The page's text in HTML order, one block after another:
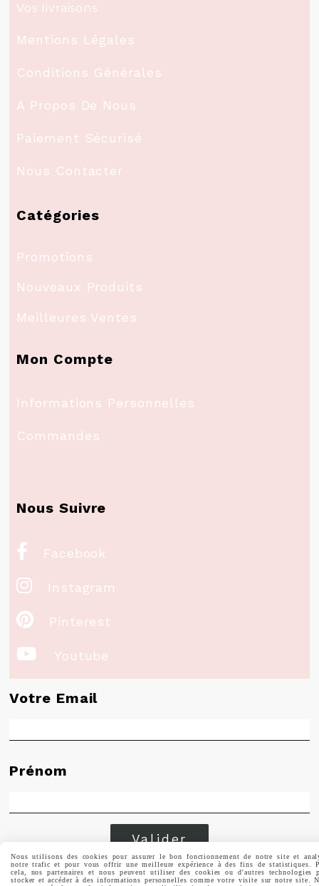
Vos livraisons
Mentions Légales
Conditions Générales
A Propos De Nous
Paiement Sécurisé
Nous Contacter
Catégories
Promotions
Nouveaux Produits
Meilleures Ventes
Mon Compte
Informations Personnelles
Commandes
Nous Suivre
 Facebook
 Instagram
 Pinterest
 Youtube
Votre Email
Prénom
Valider
Vous pouvez vous désinscrire à tout moment. Vous
Nous utilisons des cookies pour assurer le bon fonctionnement de notre site et
notre trafic et pour vous offrir une meilleure expérience à des fins de statistiques.
cela, nos partenaires et nous peuvent utiliser des cookies ou d'autres technologies
stocker et accéder à des informations personnelles comme votre visite sur notre site.